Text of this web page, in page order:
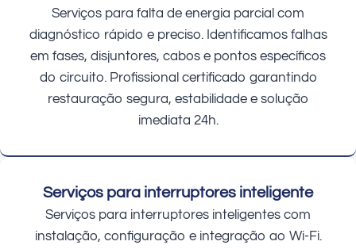
Serviços para falta de energia parcial com
diagnóstico rápido e preciso. Identificamos falhas
em fases, disjuntores, cabos e pontos específicos
do circuito. Profissional certificado garantindo
restauração segura, estabilidade e solução
imediata 24h.
Serviços para interruptores inteligente
Serviços para interruptores inteligentes com
instalação, configuração e integração ao Wi-Fi.